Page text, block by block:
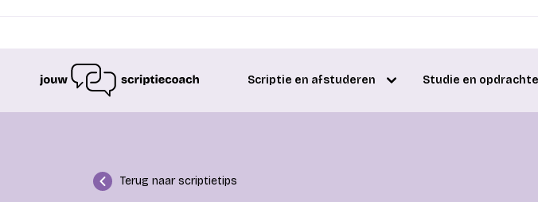
Scriptie en afstuderen Studie en
Terug naar scriptietips